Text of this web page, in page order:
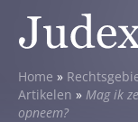
Home »
Artikelen » Mag ik
opneem?